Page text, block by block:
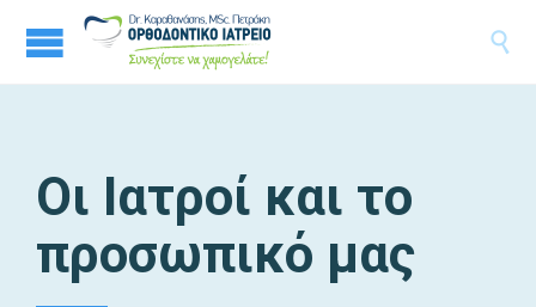

Οι Ιατροί και το
προσωπικό μας